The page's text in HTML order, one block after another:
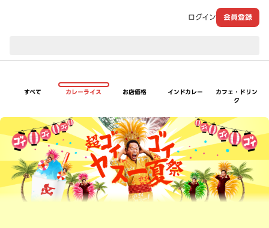
ログイン 会員登録
すべて カレーライス お店価格 インドカレー
カフェ・ドリン
ク
超ゴイゴイヤスー夏祭